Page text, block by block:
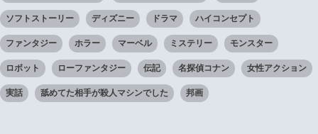
ソフトストーリー ディズニー ドラマ ハイコンセプト
ファンタジー ホラー マーベル ミステリー モンスター
ロボット ローファンタジー 伝記 名探偵コナン 女性アクション
実話 舐めてた相手が殺人マシンでした 邦画